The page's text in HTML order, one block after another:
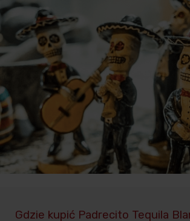
Gdzie kupić Padrecito Tequila